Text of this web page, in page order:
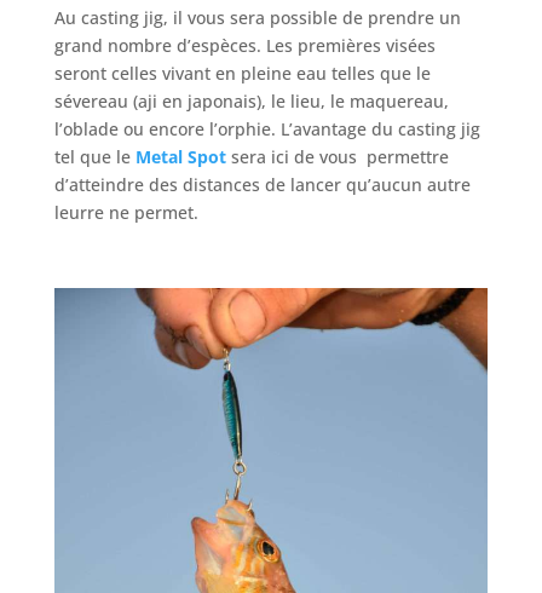
Au casting jig, il vous sera possible de prendre un
grand nombre d’espèces. Les premières visées
seront celles vivant en pleine eau telles que le
sévereau (aji en japonais), le lieu, le maquereau,
l’oblade ou encore l’orphie. L’avantage du casting jig
tel que le Metal Spot sera ici de vous permettre
d’atteindre des distances de lancer qu’aucun autre
leurre ne permet.